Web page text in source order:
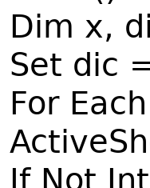
Dim x,
Set dic
For
If Not